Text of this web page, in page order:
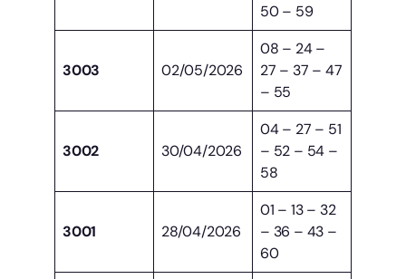
50 – 59
3003 02/05/2026
08 – 24 –
27 – 37 – 47
– 55
3002 30/04/2026
04 – 27 – 51
– 52 – 54 –
58
3001 28/04/2026
01 – 13 – 32
– 36 – 43 –
60